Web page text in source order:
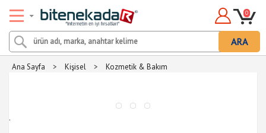
ARA
0
Ana Sayfa > Kişisel > Kozmetik & Bakım
.